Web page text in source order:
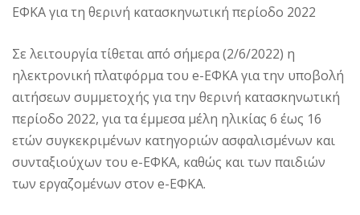
ΕΦΚΑ για τη θερινή κατασκηνωτική περίοδο 2022
Σε λειτουργία τίθεται από σήμερα (2/6/2022) η
ηλεκτρονική πλατφόρμα του e-ΕΦΚΑ για την υποβολή
αιτήσεων συμμετοχής για την θερινή κατασκηνωτική
περίοδο 2022, για τα έμμεσα μέλη ηλικίας 6 έως 16
ετών συγκεκριμένων κατηγοριών ασφαλισμένων και
συνταξιούχων του e-ΕΦΚΑ, καθώς και των παιδιών
των εργαζομένων στον e-ΕΦΚΑ.